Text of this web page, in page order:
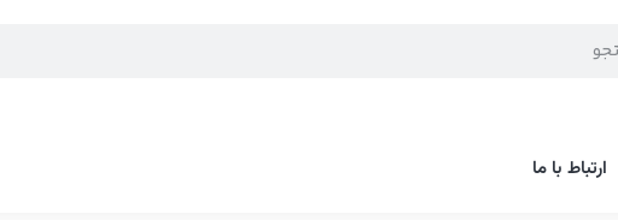
ارتباط با ما